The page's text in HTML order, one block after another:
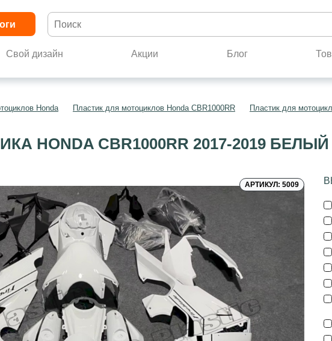
Свой дизайн Акции Блог
Honda Пластик для мотоциклов Honda CBR1000RR Пластик для
HONDA CBR1000RR 2017-2019 БЕЛЫЙ
АРТИКУЛ: 5009